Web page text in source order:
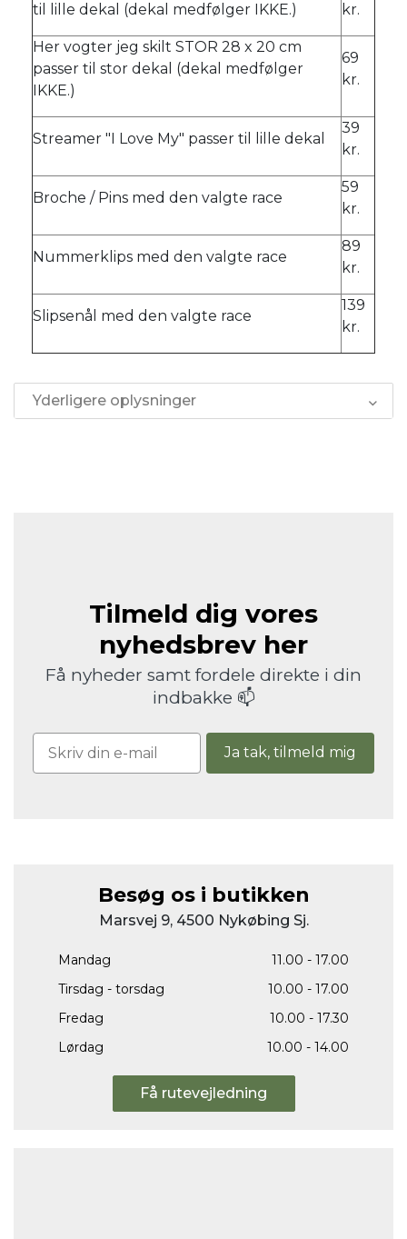
til lille dekal (dekal medfølger IKKE.) kr.
Her vogter jeg skilt STOR 28 x 20 cm
passer til stor dekal (dekal medfølger
IKKE.)
69
kr.
Streamer "I Love My" passer til lille dekal
39
kr.
Broche / Pins med den valgte race
59
kr.
Nummerklips med den valgte race
89
kr.
Slipsenål med den valgte race
139
kr.
Yderligere oplysninger
Tilmeld dig vores
nyhedsbrev her
Få nyheder samt fordele direkte i din
indbakke 📫
Ja tak, tilmeld mig
Besøg os i butikken
Marsvej 9, 4500 Nykøbing Sj.
Mandag
11.00 - 17.00
Tirsdag - torsdag
10.00 - 17.00
Fredag
10.00 - 17.30
Lørdag
10.00 - 14.00
Få rutevejledning